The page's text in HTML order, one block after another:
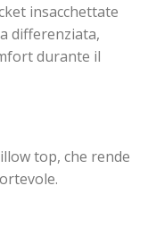
insacchettate
differenziata,
durante il
top, che rende